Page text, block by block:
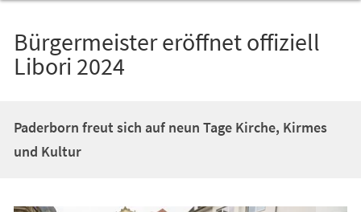
Bürgermeister eröffnet offiziell
Libori 2024
Paderborn freut sich auf neun Tage Kirche, Kirmes
und Kultur